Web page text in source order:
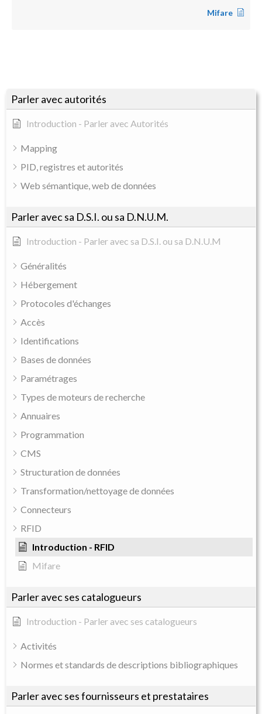
Parler avec autorités
Introduction - Parler avec Autorités
Mapping
PID, registres et autorités
Web sémantique, web de données
Parler avec sa D.S.I. ou sa D.N.U.M.
Introduction - Parler avec sa D.S.I. ou sa D.N.U.M
Généralités
Hébergement
Protocoles d'échanges
Accès
Identifications
Bases de données
Paramétrages
Types de moteurs de recherche
Annuaires
Programmation
CMS
Structuration de données
Transformation/nettoyage de données
Connecteurs
RFID
Introduction - RFID
Mifare
Parler avec ses catalogueurs
Introduction - Parler avec ses catalogueurs
Activités
Normes et standards de descriptions bibliographiques
Parler avec ses fournisseurs et prestataires
Mifare